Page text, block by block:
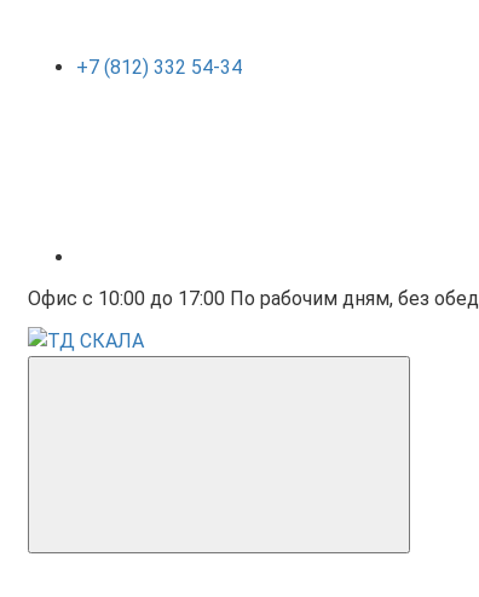
+7 (812) 332 54-34
Офис с 10:00 до 17:00 По рабочим дням, без